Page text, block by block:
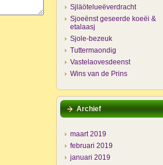
Sjläötelueëverdracht
Sjoeënst geseerde koeëi &
etalaasj
Sjole-bezeuk
Tuttermaondig
Vastelaovesdeenst
Wins van de Prins
Archief
maart 2019
februari 2019
januari 2019